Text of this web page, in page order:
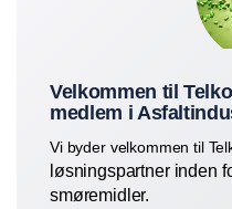
Velkommen til
medlem i
Vi byder velkommen til
løsningspartner inden
smøremidler.